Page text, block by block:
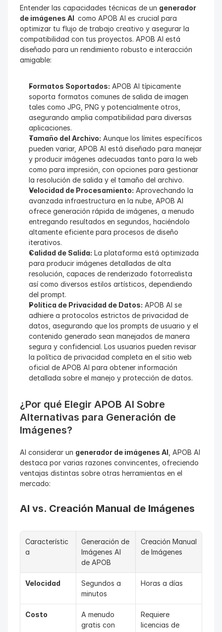
Entender las capacidades técnicas de un generador
de imágenes AI como APOB AI es crucial para
optimizar tu flujo de trabajo creativo y asegurar la
compatibilidad con tus proyectos. APOB AI está
diseñado para un rendimiento robusto e interacción
amigable:
Formatos Soportados: APOB AI típicamente
soporta formatos comunes de salida de imagen
tales como JPG, PNG y potencialmente otros,
asegurando amplia compatibilidad para diversas
aplicaciones.
Tamaño del Archivo: Aunque los límites específicos
pueden variar, APOB AI está diseñado para manejar
y producir imágenes adecuadas tanto para la web
como para impresión, con opciones para gestionar
la resolución de salida y el tamaño del archivo.
Velocidad de Procesamiento: Aprovechando la
avanzada infraestructura en la nube, APOB AI
ofrece generación rápida de imágenes, a menudo
entregando resultados en segundos, haciéndolo
altamente eficiente para procesos de diseño
iterativos.
Calidad de Salida: La plataforma está optimizada
para producir imágenes detalladas de alta
resolución, capaces de renderizado fotorrealista
así como diversos estilos artísticos, dependiendo
del prompt.
Política de Privacidad de Datos: APOB AI se
adhiere a protocolos estrictos de privacidad de
datos, asegurando que los prompts de usuario y el
contenido generado sean manejados de manera
segura y confidencial. Los usuarios pueden revisar
la política de privacidad completa en el sitio web
oficial de APOB AI para obtener información
detallada sobre el manejo y protección de datos.
¿Por qué Elegir APOB AI Sobre
Alternativas para Generación de
Imágenes?
Al considerar un generador de imágenes AI , APOB AI
destaca por varias razones convincentes, ofreciendo
ventajas distintas sobre otras herramientas en el
mercado:
AI vs. Creación Manual de Imágenes
Característic
a
Generación de
Imágenes AI
de APOB
Creación Manual
de Imágenes
Velocidad
Segundos a
minutos
Horas a días
Costo
A menudo
gratis con
Requiere
licencias de